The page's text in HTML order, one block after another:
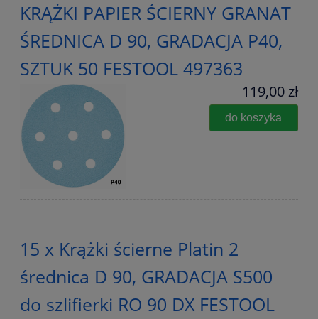
KRĄŻKI PAPIER ŚCIERNY GRANAT
ŚREDNICA D 90, GRADACJA P40,
SZTUK 50 FESTOOL 497363
119,00 zł
do koszyka
15 x Krążki ścierne Platin 2
średnica D 90, GRADACJA S500
do szlifierki RO 90 DX FESTOOL